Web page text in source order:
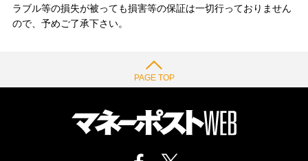
ラブル等の損失が被っても損害等の保証は一切行っておりません
ので、予めご了承下さい。
PAGE TOP